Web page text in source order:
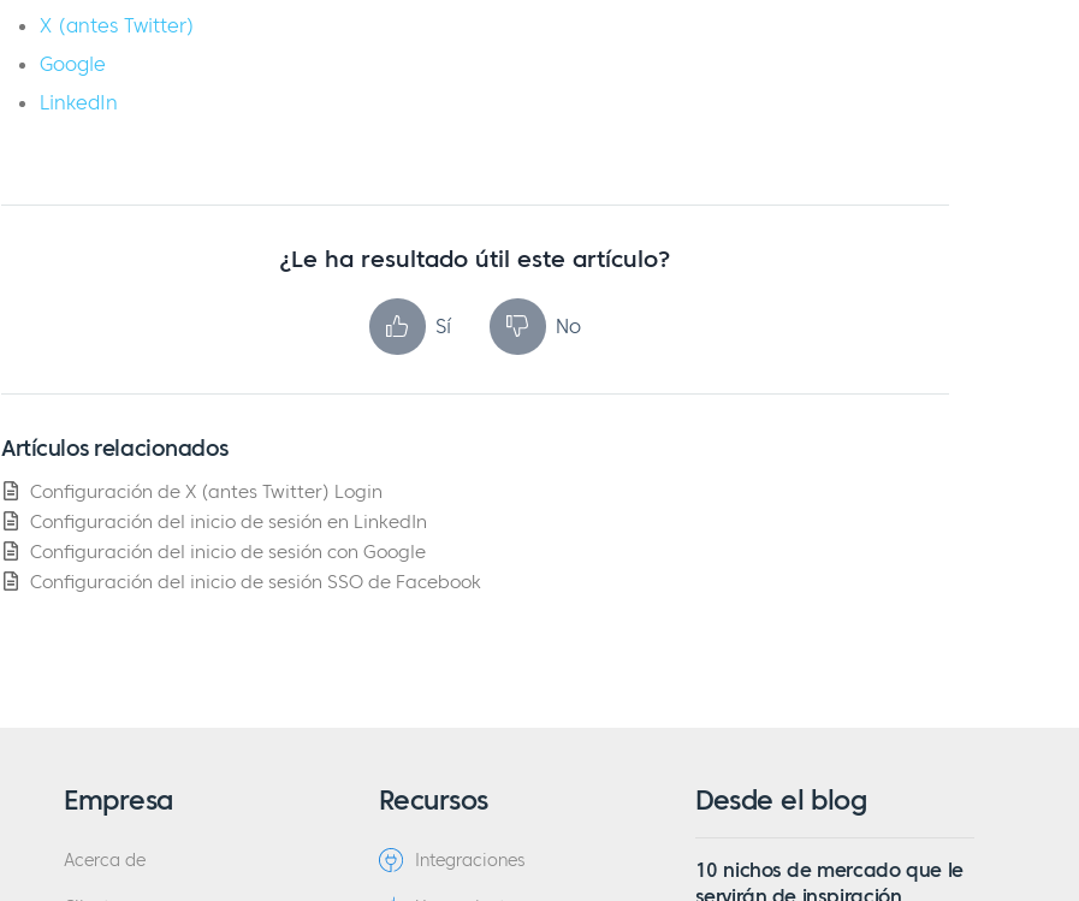
X (antes Twitter)
Google
LinkedIn
¿Le ha resultado útil este artículo?
Sí No
Artículos relacionados
Configuración de X (antes Twitter) Login
Configuración del inicio de sesión en LinkedIn
Configuración del inicio de sesión con Google
Configuración del inicio de sesión SSO de Facebook
Empresa
Acerca de
Recursos
Integraciones
Desde el blog
10 nichos de mercado que le
servirán de inspiración